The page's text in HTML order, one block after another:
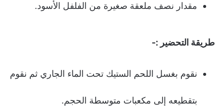
مقدار نصف ملعقة صغيرة من الفلفل الأسود.
طريقة التحضير :-
نقوم بغسل اللحم الستيك تحت الماء الجاري ثم نقوم
بتقطيعه إلى مكعبات متوسطة الحجم.